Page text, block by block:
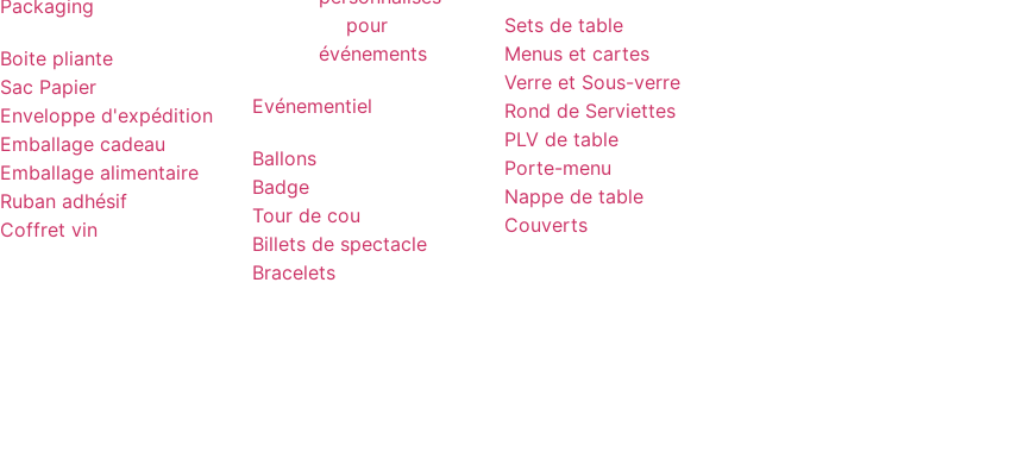
Packaging
Boite pliante
Sac Papier
Enveloppe d'expédition
Emballage cadeau
Emballage alimentaire
Ruban adhésif
Coffret vin
Evénementiel
Ballons
Badge
Tour de cou
Billets de spectacle
Bracelets
Sets de table
Menus et cartes
Verre et Sous-verre
Rond de Serviettes
PLV de table
Porte-menu
Nappe de table
Couverts